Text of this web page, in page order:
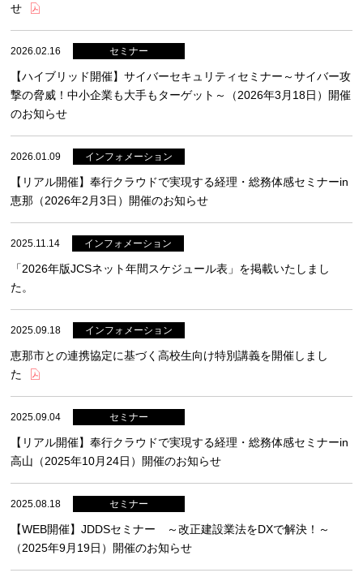
せ
2026.02.16
【ハイブリッド開催】サイバーセキュリティセミナー～サイバー攻
撃の脅威！中小企業も大手もターゲット～（2026年3月18日）開催
のお知らせ
2026.01.09
【リアル開催】奉行クラウドで実現する経理・総務体感セミナーin
恵那（2026年2月3日）開催のお知らせ
2025.11.14
「2026年版JCSネット年間スケジュール表」を掲載いたしまし
た。
2025.09.18
恵那市との連携協定に基づく高校生向け特別講義を開催しまし
た
2025.09.04
【リアル開催】奉行クラウドで実現する経理・総務体感セミナーin
高山（2025年10月24日）開催のお知らせ
2025.08.18
【WEB開催】JDDSセミナー ～改正建設業法をDXで解決！～
（2025年9月19日）開催のお知らせ